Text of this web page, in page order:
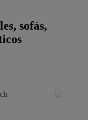
sofás,